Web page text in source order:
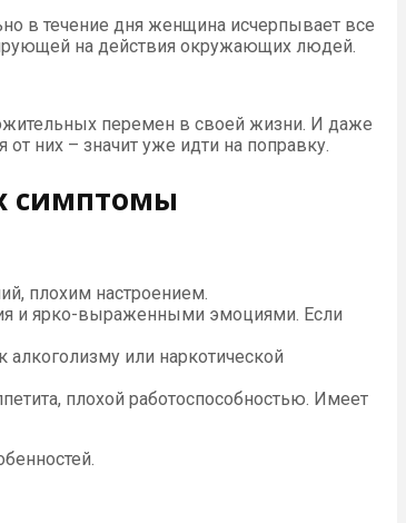
в течение дня женщина исчерпывает все
на действия окружающих людей.
перемен в своей жизни. И даже
них – значит уже идти на поправку.
симптомы
плохим настроением.
и ярко-выраженными эмоциями. Если
или наркотической
плохой работоспособностью. Имеет